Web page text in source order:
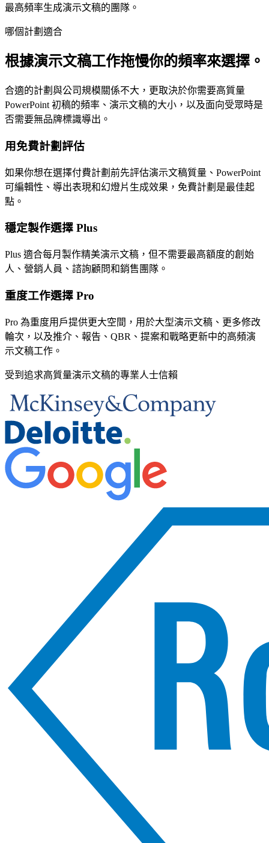
最高頻率生成演示文稿的團隊。
哪個計劃適合
根據演示文稿工作拖慢你的頻率來選擇。
合適的計劃與公司規模關係不大，更取決於你需要高質量
PowerPoint 初稿的頻率、演示文稿的大小，以及面向受眾時是
否需要無品牌標識導出。
用免費計劃評估
如果你想在選擇付費計劃前先評估演示文稿質量、PowerPoint
可編輯性、導出表現和幻燈片生成效果，免費計劃是最佳起
點。
穩定製作選擇 Plus
Plus 適合每月製作精美演示文稿，但不需要最高額度的創始
人、營銷人員、諮詢顧問和銷售團隊。
重度工作選擇 Pro
Pro 為重度用戶提供更大空間，用於大型演示文稿、更多修改
輪次，以及推介、報告、QBR、提案和戰略更新中的高頻演
示文稿工作。
受到追求高質量演示文稿的專業人士信賴